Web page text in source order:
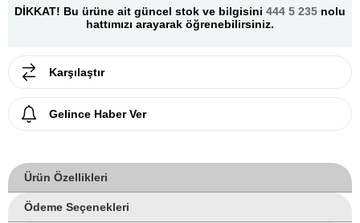
DİKKAT! Bu ürüne ait güncel stok ve bilgisini 444 5 235 nolu
hattımızı arayarak öğrenebilirsiniz.
Karşılaştır
Gelince Haber Ver
Ürün Özellikleri
Ödeme Seçenekleri